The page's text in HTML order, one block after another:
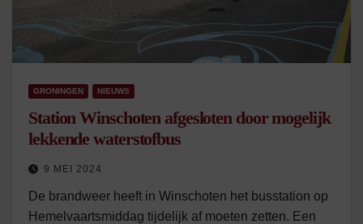
GRONINGEN NIEUWS
Station Winschoten afgesloten door mogelijk
lekkende waterstofbus
9 MEI 2024
De brandweer heeft in Winschoten het busstation op
Hemelvaartsmiddag tijdelijk af moeten zetten. Een